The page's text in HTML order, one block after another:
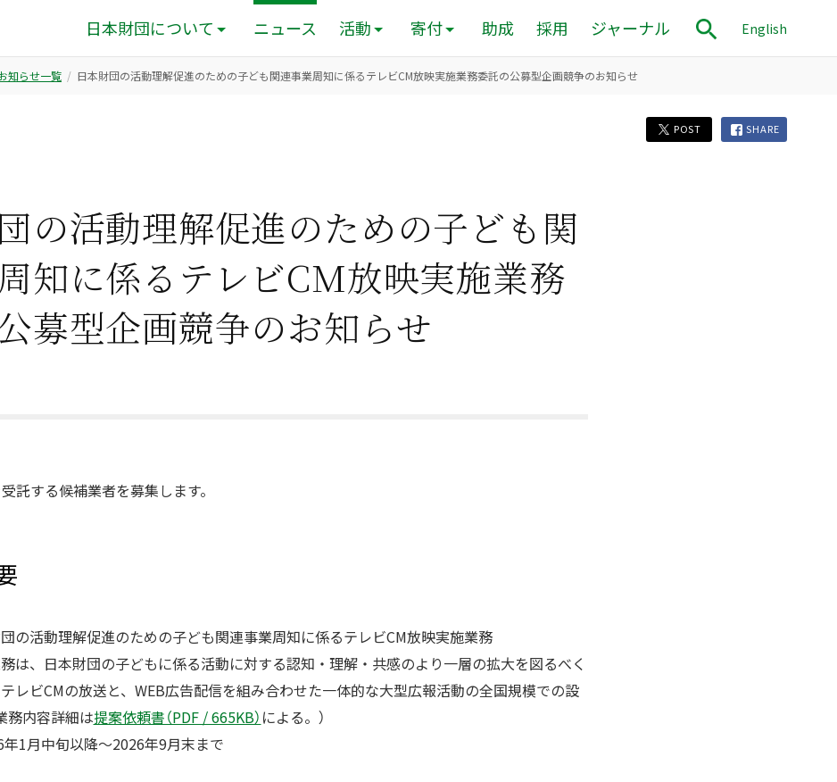
日本財団について ニュース 活動 寄付 助成 採用 ジャーナル English
知らせ一覧 ⽇本財団の活動理解促進のための⼦ども関連事業周知に係るテレビCM放映実施業務委託の公募型企画競争のお知らせ
POST SHARE
の活動理解促進のための⼦ども関
知に係るテレビCM放映実施業務
募型企画競争のお知らせ
託する候補業者を募集します。
の活動理解促進のための⼦ども関連事業周知に係るテレビCM放映実施業務
は、日本財団の子どもに係る活動に対する認知・理解・共感のより一層の拡大を図るべく
レビCMの放送と、WEB広告配信を組み合わせた一体的な大型広報活動の全国規模での設
務内容詳細は提案依頼書（PDF / 665KB） による。）
1月中旬以降～2026年9月末まで